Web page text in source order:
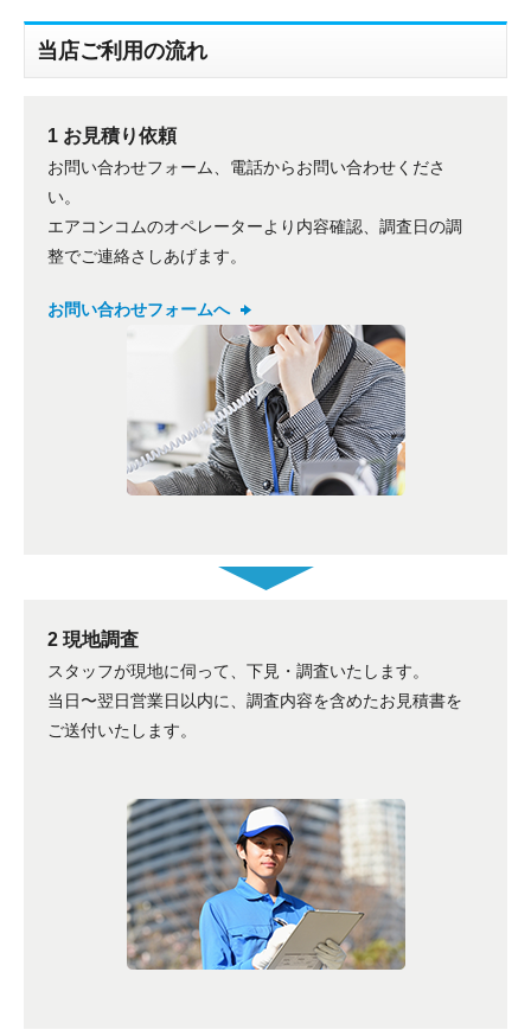
当店ご利用の流れ
1 お見積り依頼
お問い合わせフォーム、電話からお問い合わせくださ
い。
エアコンコムのオペレーターより内容確認、調査日の調
整でご連絡さしあげます。
お問い合わせフォームへ
2 現地調査
スタッフが現地に伺って、下見・調査いたします。
当日〜翌日営業日以内に、調査内容を含めたお見積書を
ご送付いたします。
折り返しのご連絡 お電話